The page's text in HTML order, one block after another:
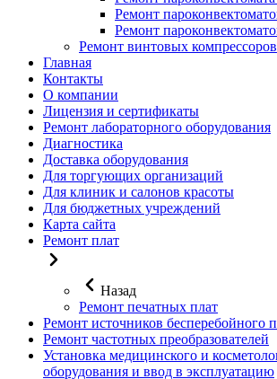
Ремонт
Ремонт
Ремонт винтовых компрессоров
Главная
Контакты
О компании
Лицензия и сертификаты
Ремонт лабораторного оборудования
Диагностика
Доставка оборудования
Для торгующих организаций
Для клиник и салонов красоты
Для бюджетных учреждений
Карта сайта
Ремонт плат
Назад
Ремонт печатных плат
Ремонт источников бесперебойного
Ремонт частотных преобразователей
Установка медицинского и
оборудования и ввод в эксплуатацию